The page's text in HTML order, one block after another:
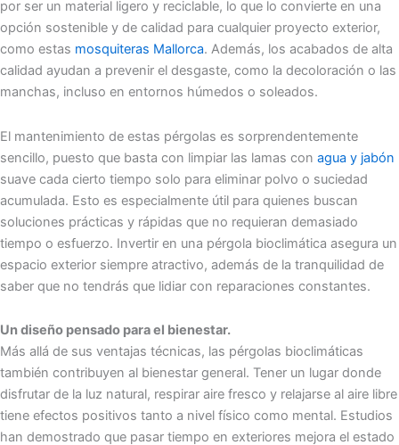
por ser un material ligero y reciclable, lo que lo convierte en una
opción sostenible y de calidad para cualquier proyecto exterior,
como estas mosquiteras Mallorca. Además, los acabados de alta
calidad ayudan a prevenir el desgaste, como la decoloración o las
manchas, incluso en entornos húmedos o soleados.
El mantenimiento de estas pérgolas es sorprendentemente
sencillo, puesto que basta con limpiar las lamas con agua y jabón
suave cada cierto tiempo solo para eliminar polvo o suciedad
acumulada. Esto es especialmente útil para quienes buscan
soluciones prácticas y rápidas que no requieran demasiado
tiempo o esfuerzo. Invertir en una pérgola bioclimática asegura un
espacio exterior siempre atractivo, además de la tranquilidad de
saber que no tendrás que lidiar con reparaciones constantes.
Un diseño pensado para el bienestar.
Más allá de sus ventajas técnicas, las pérgolas bioclimáticas
también contribuyen al bienestar general. Tener un lugar donde
disfrutar de la luz natural, respirar aire fresco y relajarse al aire libre
tiene efectos positivos tanto a nivel físico como mental. Estudios
han demostrado que pasar tiempo en exteriores mejora el estado